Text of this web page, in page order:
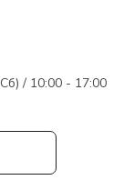
/ 10:00 - 17:00